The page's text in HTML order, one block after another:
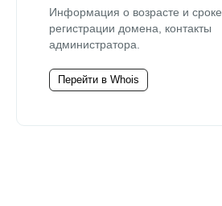
Информация о возрасте и сроке
регистрации домена, контакты
администратора.
Перейти в Whois